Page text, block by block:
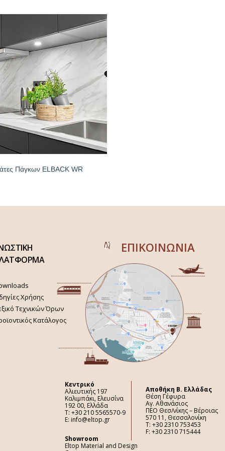
Πάγκων ELBACK WR
Χρήσης
Τεχνικών Όρων
Κατάλογος
ΕΠΙΚΟΙΝΩΝΙΑ
Κεντρικό
Αλιευτικής 197
Καλιμπάκι, Ελευσίνα
192 00, Ελλάδα
Τ: +30 210 5565570-9
E: info@eltop.gr
Showroom
Eltop Material and Design
Aποθήκη Β. Ελλάδας
Θέση Γέφυρα
Αγ. Αθανάσιος
ΠΕΟ Θεσ/νίκης – Βέροιας
570 11, Θεσσαλονίκη
Τ: +30 2310 753453
F: +30 2310 715444